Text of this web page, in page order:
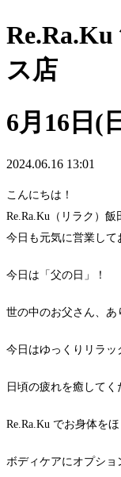
ス店
6月16日(
2024.06.16 13:01
こんにちは！
Re.Ra.Ku（リラク）飯
今日も元気に営業して
今日は「父の日」！
世の中のお父さん、あ
今日はゆっくりリラッ
日頃の疲れを癒してく
Re.Ra.Ku でお身体を
ボディケアにオプシ